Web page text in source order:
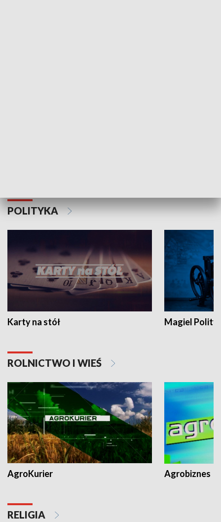
POLITYKA
Karty na stół Magiel
ROLNICTWO I WIEŚ
AgroKurier Agrobiznes
RELIGIA